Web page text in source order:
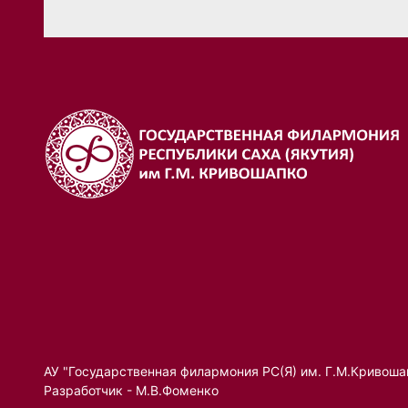
АУ "Государственная филармония РС(Я) им.
Разработчик - М.В.Фоменко